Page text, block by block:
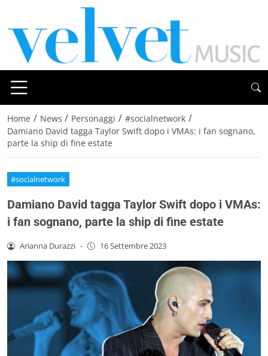
Home / News / Personaggi / #socialnetwork /
Damiano David tagga Taylor Swift dopo i VMAs: i fan sognano,
parte la ship di fine estate
#socialnetwork
Damiano David tagga Taylor Swift dopo i VMAs:
i fan sognano, parte la ship di fine estate
Arianna Durazzi - 16 Settembre 2023